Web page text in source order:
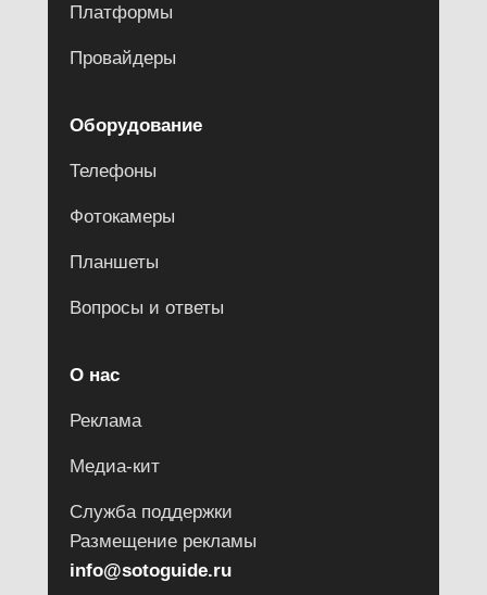
Платформы
Провайдеры
Оборудование
Телефоны
Фотокамеры
Планшеты
Вопросы и ответы
О нас
Реклама
Медиа-кит
Служба поддержки
Размещение рекламы
info@sotoguide.ru